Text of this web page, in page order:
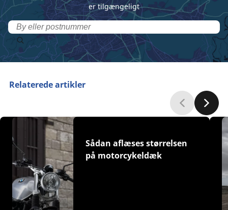
er tilgængeligt
Relaterede artikler
Sådan aflæses størrelsen
på motorcykeldæk